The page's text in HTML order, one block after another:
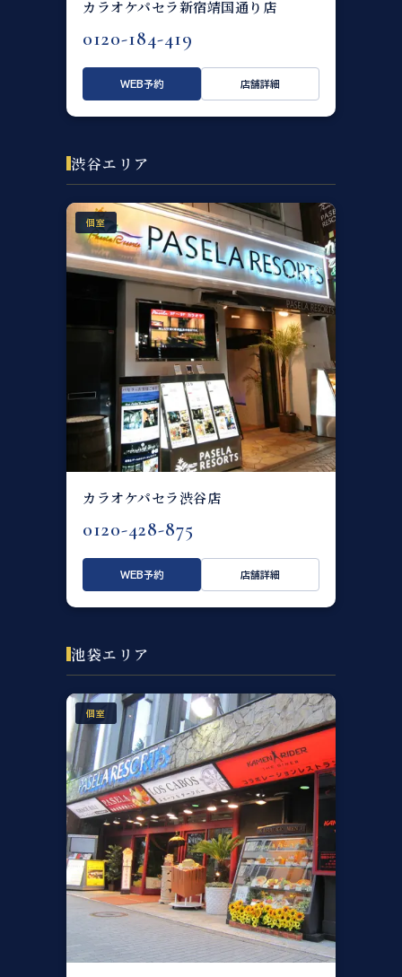
カラオケパセラ新宿靖国通り店
0120-184-419
WEB予約 店舗詳細
渋谷エリア
個室
カラオケパセラ渋谷店
0120-428-875
WEB予約 店舗詳細
池袋エリア
個室